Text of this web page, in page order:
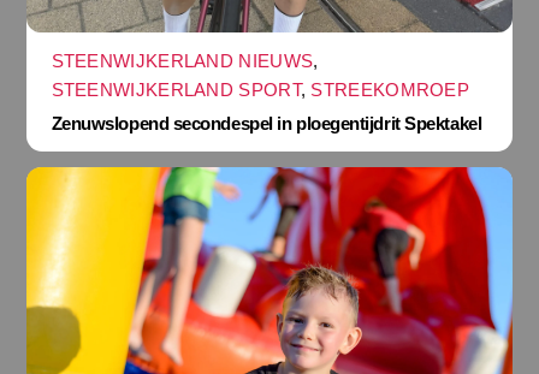
STEENWIJKERLAND NIEUWS,
STEENWIJKERLAND SPORT, STREEKOMROEP
Zenuwslopend secondespel in ploegentijdrit Spektakel